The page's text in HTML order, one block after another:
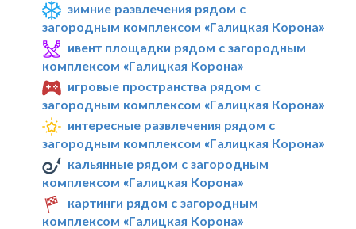
зимние развлечения рядом с
загородным комплексом «Галицкая Корона»
ивент площадки рядом с загородным
комплексом «Галицкая Корона»
игровые пространства рядом с
загородным комплексом «Галицкая Корона»
интересные развлечения рядом с
загородным комплексом «Галицкая Корона»
кальянные рядом с загородным
комплексом «Галицкая Корона»
картинги рядом с загородным
комплексом «Галицкая Корона»